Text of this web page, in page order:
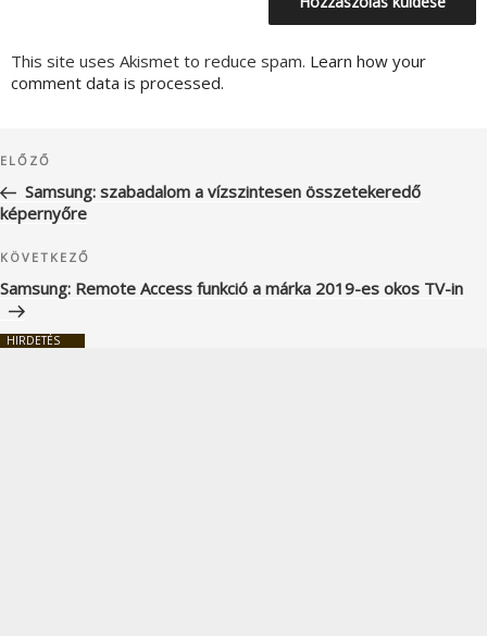
This site uses Akismet to reduce spam. Learn how your
comment data is processed.
navigáció
Korábbi
bejegyzés
ELŐZŐ
Samsung: szabadalom a vízszintesen összetekeredő
képernyőre
Következő
bejegyzés
KÖVETKEZŐ
Samsung: Remote Access funkció a márka 2019-es okos TV-in
HIRDETÉS